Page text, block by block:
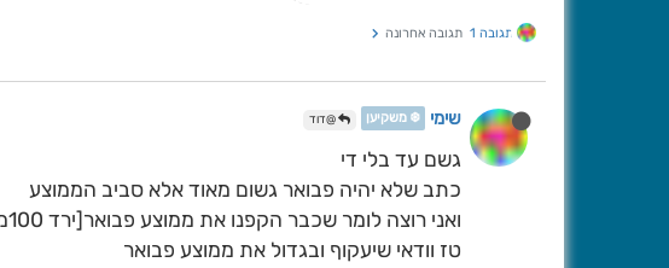
תגובה 1 תגובה אחרונה
שימי ❄️ משקיען @דוד
גשם עד בלי די
כתב שלא יהיה פבואר גשום מאוד אלא סביב הממוצע
ואני רוצה לומר שכבר הקפנו את ממוצע פבואר[ירד 100מ"מ והממוצע 90מ"מ]
טז וודאי שיעקוף ובגדול את ממוצע פבואר